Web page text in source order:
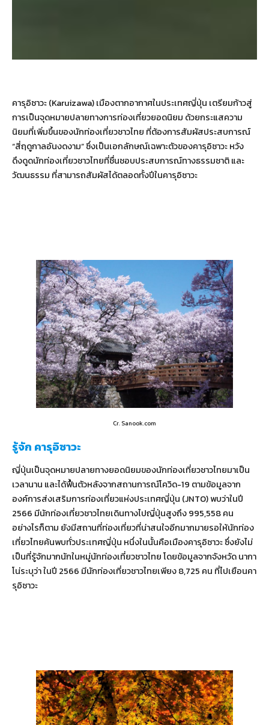
คารุอิซาวะ (Karuizawa) เมืองตากอากาศในประเทศญี่ปุ่น เตรียมก้าวสู่
การเป็นจุดหมายปลายทางการท่องเที่ยวยอดนิยม ด้วยกระแสความ
นิยมที่เพิ่มขึ้นของนักท่องเที่ยวชาวไทย ที่ต้องการสัมผัสประสบการณ์
“สี่ฤดูกาลอันงดงาม” ซึ่งเป็นเอกลักษณ์เฉพาะตัวของคารุอิซาวะ หวัง
ดึงดูดนักท่องเที่ยวชาวไทยที่ชื่นชอบประสบการณ์ทางธรรมชาติ และ
วัฒนธรรม ที่สามารถสัมผัสได้ตลอดทั้งปีในคารุอิซาวะ
Cr. Sanook.com
รู้จัก คารุอิซาวะ
ญี่ปุ่นเป็นจุดหมายปลายทางยอดนิยมของนักท่องเที่ยวชาวไทยมาเป็น
เวลานาน และได้ฟื้นตัวหลังจากสถานการณ์โควิด-19 ตามข้อมูลจาก
องค์การส่งเสริมการท่องเที่ยวแห่งประเทศญี่ปุ่น (JNTO) พบว่าในปี
2566 มีนักท่องเที่ยวชาวไทยเดินทางไปญี่ปุ่นสูงถึง 995,558 คน
อย่างไรก็ตาม ยังมีสถานที่ท่องเที่ยวที่น่าสนใจอีกมากมายรอให้นักท่อง
เที่ยวไทยค้นพบทั่วประเทศญี่ปุ่น หนึ่งในนั้นคือเมืองคารุอิซาวะ ซึ่งยังไม่
เป็นที่รู้จักมากนักในหมู่นักท่องเที่ยวชาวไทย โดยข้อมูลจากจังหวัด นากา
โน่ระบุว่า ในปี 2566 มีนักท่องเที่ยวชาวไทยเพียง 8,725 คน ที่ไปเยือนคา
รุอิซาวะ